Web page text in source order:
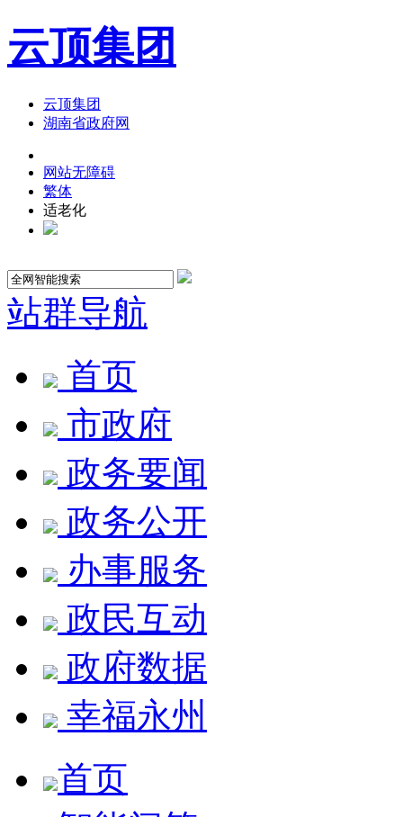
云顶集团
云顶集团
湖南省政府网
网站无障碍
繁体
适老化
站群导航
首页
市政府
政务要闻
政务公开
办事服务
政民互动
政府数据
幸福永州
首页